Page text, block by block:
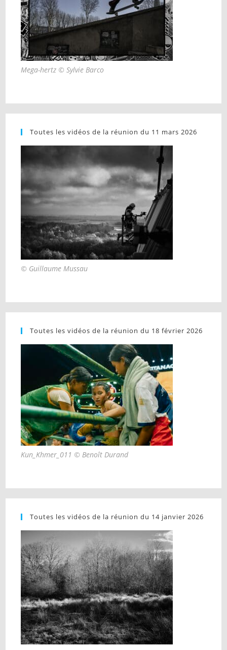
Mega-hertz © Sylvie Barco
Toutes les vidéos de la réunion du 11 mars 2026
© Guillaume Mussau
Toutes les vidéos de la réunion du 18 février 2026
Kun_Khmer_011 © Benoît Durand
Toutes les vidéos de la réunion du 14 janvier 2026